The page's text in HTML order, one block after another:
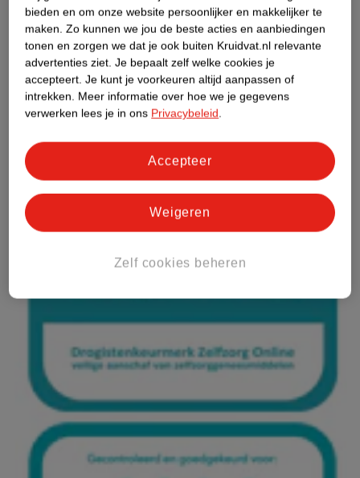
bieden en om onze website persoonlijker en makkelijker te
maken. Zo kunnen we jou de beste acties en aanbiedingen
tonen en zorgen we dat je ook buiten Kruidvat.nl relevante
advertenties ziet. Je bepaalt zelf welke cookies je
accepteert. Je kunt je voorkeuren altijd aanpassen of
intrekken. Meer informatie over hoe we je gegevens
verwerken lees je in ons Privacybeleid.
Zelf cookies beheren
Weigeren
Accepteer